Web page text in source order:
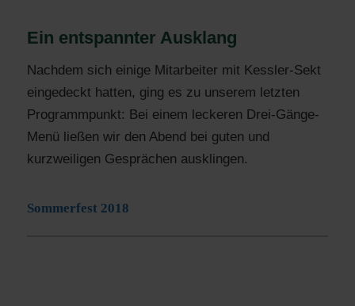
Ein entspannter Ausklang
Nachdem sich einige Mitarbeiter mit Kessler-Sekt
eingedeckt hatten, ging es zu unserem letzten
Programmpunkt: Bei einem leckeren Drei-Gänge-
Menü ließen wir den Abend bei guten und
kurzweiligen Gesprächen ausklingen.
Sommerfest 2018